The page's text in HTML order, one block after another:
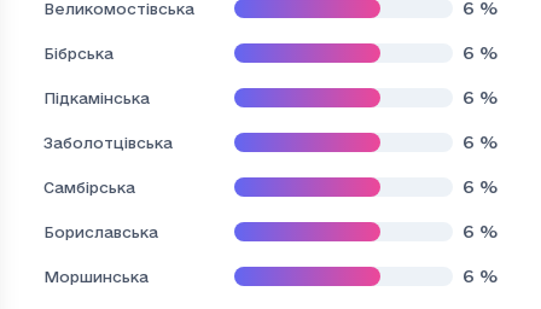
Великомостівська 6 %
Бібрська 6 %
Підкамінська 6 %
Заболотцівська 6 %
Самбірська 6 %
Бориславська 6 %
Моршинська 6 %